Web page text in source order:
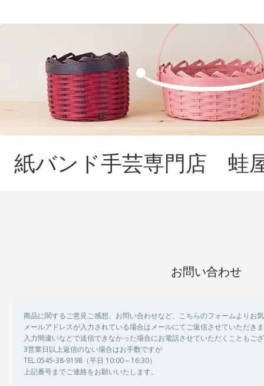
紙バンド手芸専門店 蛙
お問い合わせ
商品に関するご意見ご感想、お問い合わせなど、こちらのフォームよりお
メールアドレスが入力されている場合はメールにてご返信させていただき
入力間違いなどで送信できなかった場合にお電話させていただくこともご
3営業日以上返信のない場合はお手数ですが
TEL.0545-38-9198（平日 10:00～16:30）
上記番号までご連絡をお願いいたします。